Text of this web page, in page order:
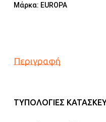
Μάρκα: EUROPA
Περιγραφή
ΤΥΠΟΛΟΓΙΕΣ